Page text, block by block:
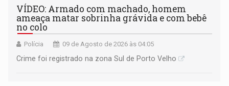
VÍDEO: Armado com machado, homem
ameaça matar sobrinha grávida e com bebê
no colo
Polícia 09 de Agosto de 2026 às 04:05
Crime foi registrado na zona Sul de Porto Velho